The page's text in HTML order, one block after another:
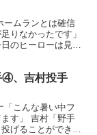
ームランとは確信
りなかったです」
のヒーローは見事
④、吉村投手
「こんな暑い中フ
す」 吉村「野手
げることができま